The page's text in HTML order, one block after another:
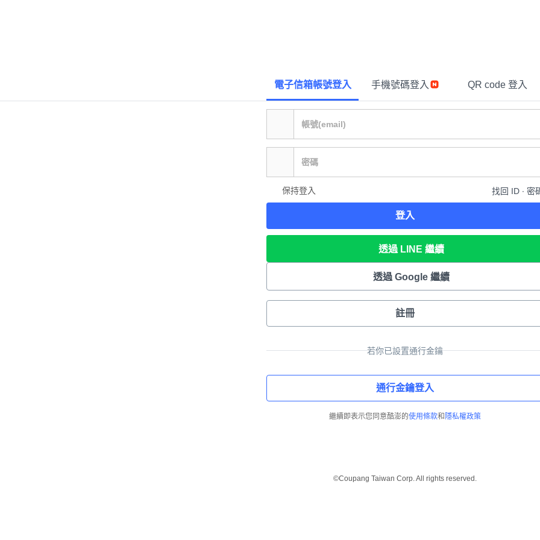
電子信箱帳號登入 手機號碼登入 QR code 登入
保持登入 找回 ID ∙ 密
登入
透過 LINE 繼續
透過 Google 繼續
註冊
若你已設置通行金鑰
通行金鑰登入
繼續即表示您同意酷澎的使用條款和 隱私權政策
©Coupang Taiwan Corp. All rights reserved.